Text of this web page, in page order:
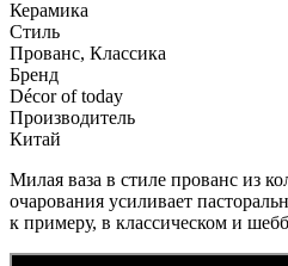
Керамика
Стиль
Прованс, Классика
Бренд
Décor of today
Производитель
Китай
Милая ваза в стиле прованс из
очарования усиливает
к примеру, в классическом и